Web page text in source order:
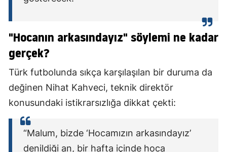
"Hocanın arkasındayız" söylemi ne kadar
gerçek?
Türk futbolunda sıkça karşılaşılan bir duruma da
değinen Nihat Kahveci, teknik direktör
konusundaki istikrarsızlığa dikkat çekti:
“Malum, bizde ‘Hocamızın arkasındayız’
denildiği an, bir hafta içinde hoca